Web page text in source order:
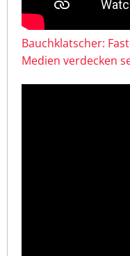
Bauchklatscher:
Medien verdecken